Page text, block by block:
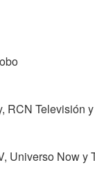
RCN Televisión
Universo Now y